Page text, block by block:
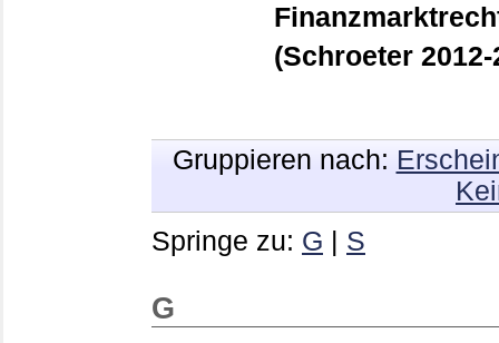
(Schroeter 2012-
Gruppieren nach:
Springe zu: G | S
G